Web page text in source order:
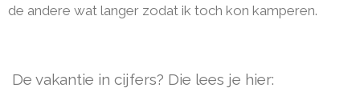
de andere wat langer zodat ik toch kon kamperen.
De vakantie in cijfers? Die lees je hier: